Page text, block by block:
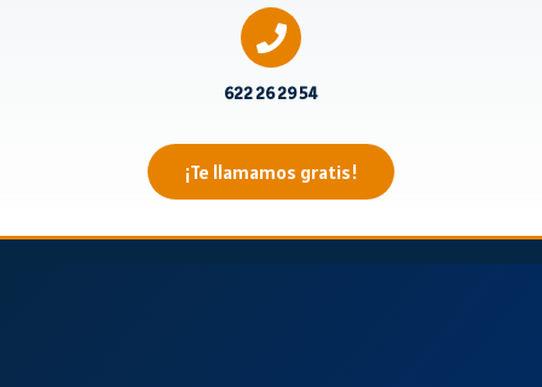
622 26 29 54
¡Te llamamos gratis!